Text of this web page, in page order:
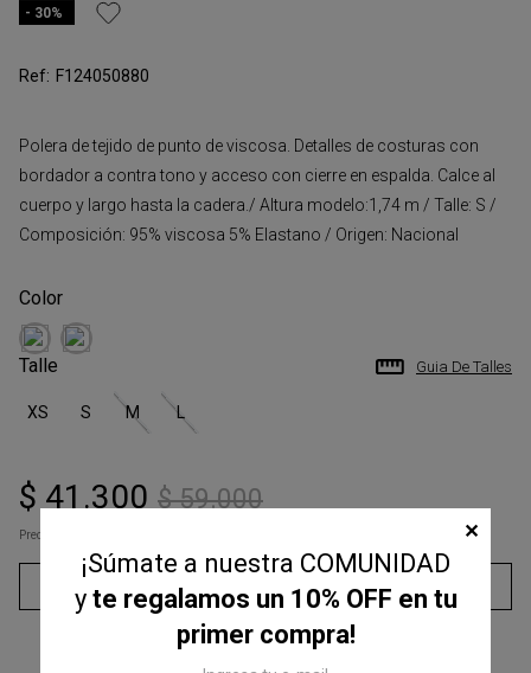
30%
F124050880
Polera de tejido de punto de viscosa. Detalles de costuras con
bordador a contra tono y acceso con cierre en espalda. Calce al
cuerpo y largo hasta la cadera./ Altura modelo:1,74 m / Talle: S /
Composición: 95% viscosa 5% Elastano / Origen: Nacional
Talle
XS S M L
Guia De Talles
$ 41 .300 $ 59.000
Precio s/Imp.Nac
Agregar al carrito
cuotas sin interés de $ 13
¡Súmate a nuestra COMUNIDAD
y te regalamos un 10% OFF en tu
primer compra!
✕